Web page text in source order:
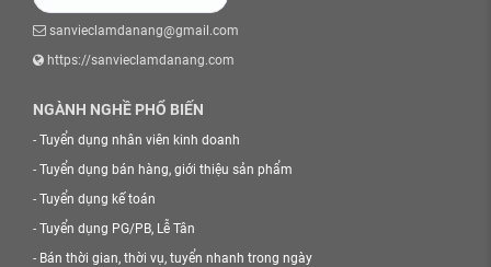
sanvieclamdanang@gmail.com
https://sanvieclamdanang.com
NGÀNH NGHỀ PHỔ BIẾN
- Tuyển dụng nhân viên kinh doanh
- Tuyển dụng bán hàng, giới thiệu sản phẩm
- Tuyển dụng kế toán
- Tuyển dụng PG/PB, Lễ Tân
- Bán thời gian, thời vụ, tuyển nhanh trong ngày